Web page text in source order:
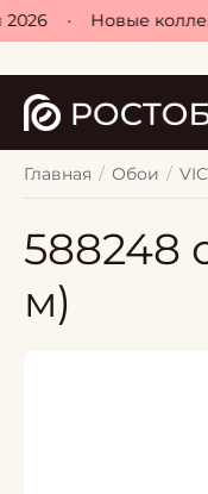
• Новые
Главная / Обои /
588248
м)